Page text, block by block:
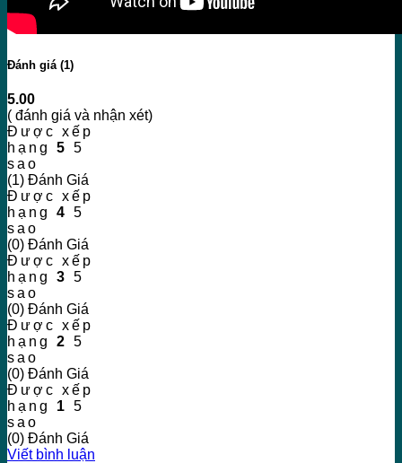
Đánh giá (1)
5.00
( đánh giá và nhận xét)
Được xếp
hạng 5 5
sao
(1) Đánh Giá
Được xếp
hạng 4 5
sao
(0) Đánh Giá
Được xếp
hạng 3 5
sao
(0) Đánh Giá
Được xếp
hạng 2 5
sao
(0) Đánh Giá
Được xếp
hạng 1 5
sao
(0) Đánh Giá
Viết bình luận